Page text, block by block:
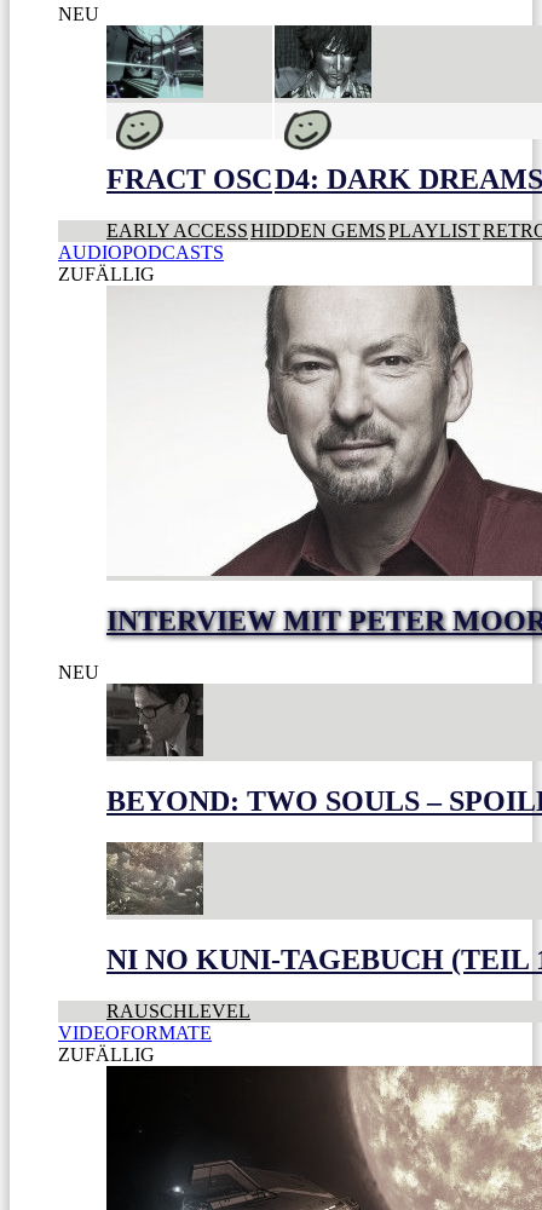
NEU
FRACT OSCD4: DARK
EARLY ACCESSHIDDEN GEMSPLAYLIST
AUDIOPODCASTS
ZUFÄLLIG
INTERVIEW MIT PETER
NEU
BEYOND: TWO SOULS –
NI NO KUNI-TAGEBUCH (TEIL
RAUSCHLEVEL
VIDEOFORMATE
ZUFÄLLIG